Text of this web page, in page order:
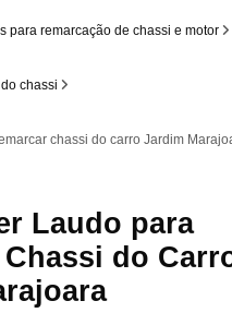
para remarcação de chassi e motor
chassi
chassi do carro Jardim
Laudo para
do